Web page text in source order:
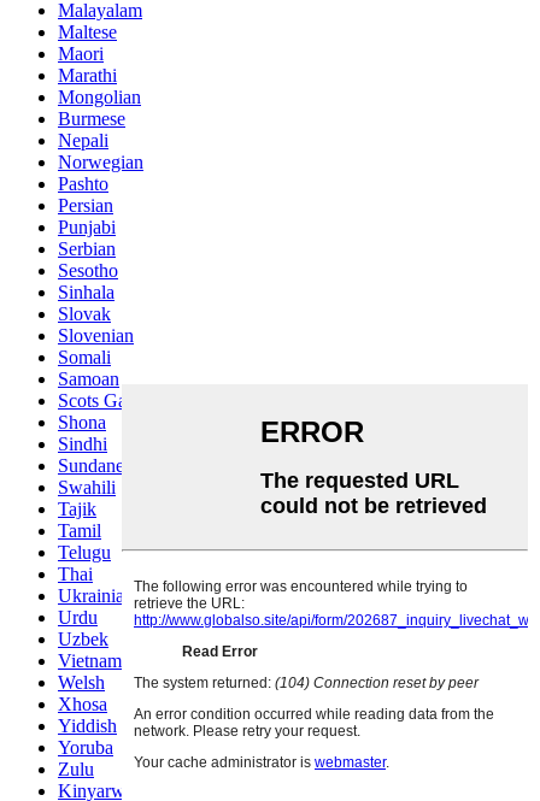
Malayalam
Maltese
Maori
Marathi
Mongolian
Burmese
Nepali
Norwegian
Pashto
Persian
Punjabi
Serbian
Sesotho
Sinhala
Slovak
Slovenian
Somali
Samoan
Scots Gaelic
Shona
Sindhi
Sundanese
Swahili
Tajik
Tamil
Telugu
Thai
Ukrainian
Urdu
Uzbek
Vietnamese
Welsh
Xhosa
Yiddish
Yoruba
Zulu
Kinyarwanda